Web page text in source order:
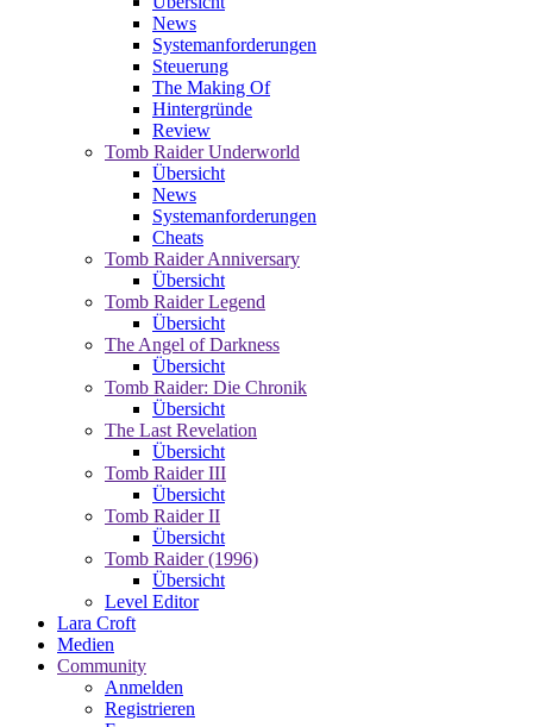
News
Systemanforderungen
Steuerung
The Making Of
Hintergründe
Review
Tomb Raider Underworld
Übersicht
News
Systemanforderungen
Cheats
Tomb Raider Anniversary
Übersicht
Tomb Raider Legend
Übersicht
The Angel of Darkness
Übersicht
Tomb Raider: Die Chronik
Übersicht
The Last Revelation
Übersicht
Tomb Raider III
Übersicht
Tomb Raider II
Übersicht
Tomb Raider (1996)
Übersicht
Level Editor
Lara Croft
Medien
Community
Anmelden
Registrieren